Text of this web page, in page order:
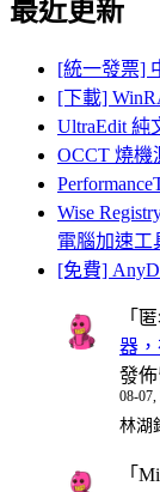
最近更新
[統一發票]
[下載]
UltraEdit 純
OCCT 燒機
Wise
電腦加速工
[免費]
「
器，
發
08-07,
林湖
「